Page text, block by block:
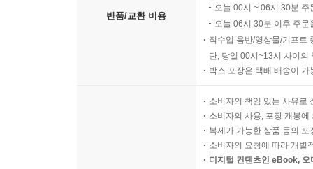
반품/교환 비용
오늘 00시 ~ 06시 30분
오늘 06시 30분 이후 주
직수입 음반/영상물/기프트
단, 당일 00시~13시 사이의
박스 포장은 택배 배송이
소비자의 책임 있는 사유로
소비자의 사용, 포장 개봉
복제가 가능한 상품 등의
소비자의 요청에 따라 개별
디지털 컨텐츠인 eBook,